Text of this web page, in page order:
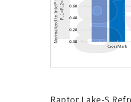
Raptor Lake-S